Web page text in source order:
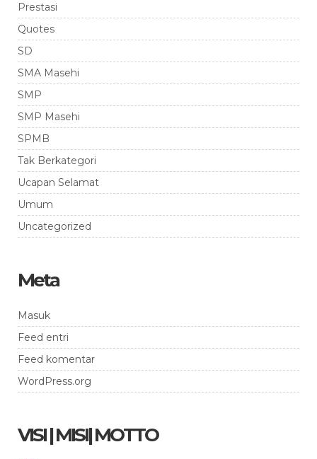
Prestasi
Quotes
SD
SMA Masehi
SMP
SMP Masehi
SPMB
Tak Berkategori
Ucapan Selamat
Umum
Uncategorized
Meta
Masuk
Feed entri
Feed komentar
WordPress.org
VISI | MISI| MOTTO